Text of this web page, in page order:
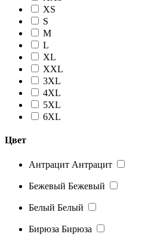
XS
S
M
L
XL
XXL
3XL
4XL
5XL
6XL
Цвет
Антрацит Антрацит
Бежевый Бежевый
Белый Белый
Бирюза Бирюза